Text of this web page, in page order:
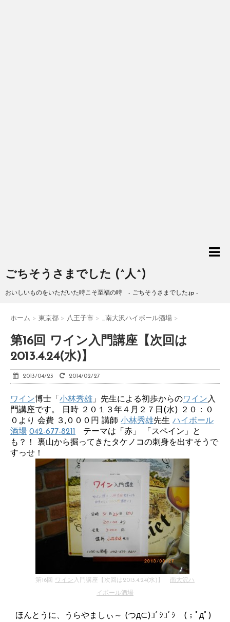
ごちそうさまでした (^人^)
おいしいものをいただいた時こそ至福の時 - ごちそうさまでした.jp -
ホーム > 東京都 > 八王子市 > _南大沢ハイボール酒場 >
第16回 ワイン入門講座【次回は
2013.4.24(水)】
2013/04/23 2014/02/27
ワイン博士「 小林秀雄 」先生による初歩からのワイン入
門講座です。 日時 ２０１３年４月２７日(水) ２０：０
０より 会費 ３,０００円 講師 小林秀雄先生 ハイボール
酒場 042-677-8211
テーマは「赤」 「スペイン」と
も？！ 裏山から掘ってきたタケノコの刺身を出すそうで
すっせ！
第16回 ワイン 入門講座【次回は2013.4.24(水)】 南大沢ハ
イボール酒場
ほんとうに、うらやましぃ～ (つд⊂)ｺﾞｼｺﾞｼ (；ﾟдﾟ)